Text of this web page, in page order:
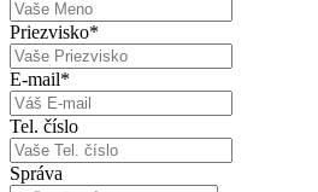
Priezvisko*
E-mail*
Tel. číslo
Správa